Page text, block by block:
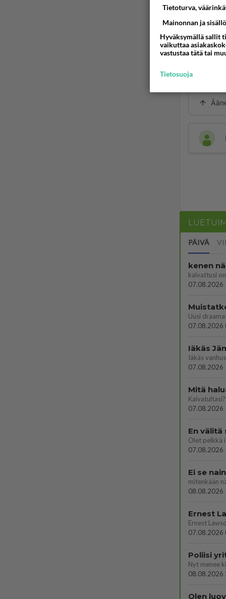
uusi
kotona
siis
PÄIVÄ
kenen
kaivattusi on
07.08.2026
07.08.2026
07.08.2026
Mitä
07.08.2026
En välitä
07.08.2026
Ei se
mitenkään
08.08.2026
07.08.2026
Poliisi
08.08.2026
Olen
Tietoturva,
Mainonnan ja
Hyväksymällä sallit
vaikuttaa
vastustaa tätä tai
Tietosuoja